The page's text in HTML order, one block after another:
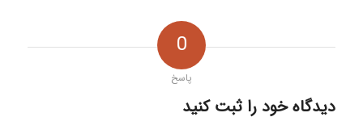
0
پاسخ
دیدگاه خود را ثبت کنید